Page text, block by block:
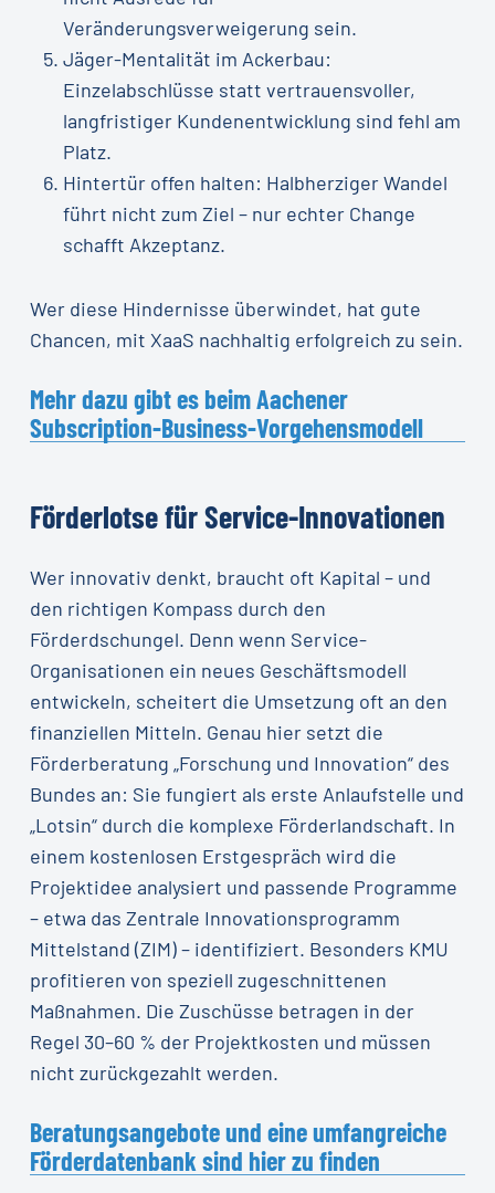
Veränderungsverweigerung sein.
Jäger-Mentalität im Ackerbau:
Einzelabschlüsse statt vertrauensvoller,
langfristiger Kundenentwicklung sind fehl am
Platz.
Hintertür offen halten: Halbherziger Wandel
führt nicht zum Ziel – nur echter Change
schafft Akzeptanz.
Wer diese Hindernisse überwindet, hat gute
Chancen, mit XaaS nachhaltig erfolgreich zu sein.
Mehr dazu gibt es beim Aachener
Subscription-Business-Vorgehensmodell
FörderlotsefürService-Innovationen
Wer innovativ denkt, braucht oft Kapital – und
den richtigen Kompass durch den
Förderdschungel. Denn wenn Service-
Organisationen ein neues Geschäftsmodell
entwickeln, scheitert die Umsetzung oft an den
finanziellen Mitteln. Genau hier setzt die
Förderberatung „Forschung und Innovation“ des
Bundes an: Sie fungiert als erste Anlaufstelle und
„Lotsin“ durch die komplexe Förderlandschaft. In
einem kostenlosen Erstgespräch wird die
Projektidee analysiert und passende Programme
– etwa das Zentrale Innovationsprogramm
Mittelstand (ZIM) – identifiziert. Besonders KMU
profitieren von speziell zugeschnittenen
Maßnahmen. Die Zuschüsse betragen in der
Regel 30–60 % der Projektkosten und müssen
nicht zurückgezahlt werden.
Beratungsangebote und eine umfangreiche
Förderdatenbank sind hier zu finden